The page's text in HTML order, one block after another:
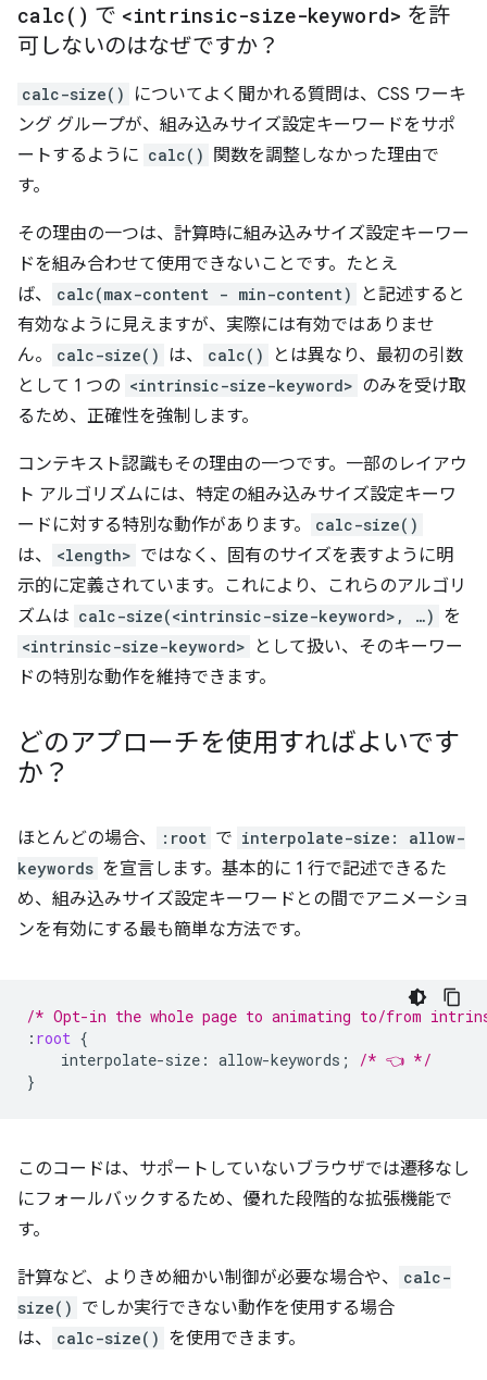
calc( ) で <intrinsic-size-keyword> を許
可しないのはなぜですか？
calc-size()
についてよく聞かれる質問は、CSS ワーキ
ング グループが、組み込みサイズ設定キーワードをサポ
ートするように calc() 関数を調整しなかった理由で
す。
その理由の一つは、計算時に組み込みサイズ設定キーワー
ドを組み合わせて使用できないことです。たとえ
ば、
calc(max-content - min-content)
と記述すると
有効なように見えますが、実際には有効ではありませ
ん。
calc-size() は、 calc()
とは異なり、最初の引数
として 1 つの <intrinsic-size-keyword> のみを受け取
るため、正確性を強制します。
コンテキスト認識もその理由の一つです。一部のレイアウ
ト アルゴリズムには、特定の組み込みサイズ設定キーワ
ードに対する特別な動作があります。
calc-size()
は、 <length> ではなく、固有のサイズを表すように明
示的に定義されています。これにより、これらのアルゴリ
ズムは calc-size(<intrinsic-size-keyword>, …) を
<intrinsic-size-keyword>
として扱い、そのキーワー
ドの特別な動作を維持できます。
どのアプローチを使用すればよいです
か？
ほとんどの場合、 :root で interpolate-size: allow-
keywords を宣言します。基本的に 1 行で記述できるた
め、組み込みサイズ設定キーワードとの間でアニメーショ
ンを有効にする最も簡単な方法です。
/* Opt-in the whole page to animating to/from
: root {
interpolate-size : allow-keywords ;
/* 👈 */
}
このコードは、サポートしていないブラウザでは遷移なし
にフォールバックするため、優れた段階的な拡張機能で
す。
計算など、よりきめ細かい制御が必要な場合や、
calc-
size() でしか実行できない動作を使用する場合
は、
calc-size() を使用できます。